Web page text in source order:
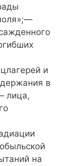
и
в
лица,
на